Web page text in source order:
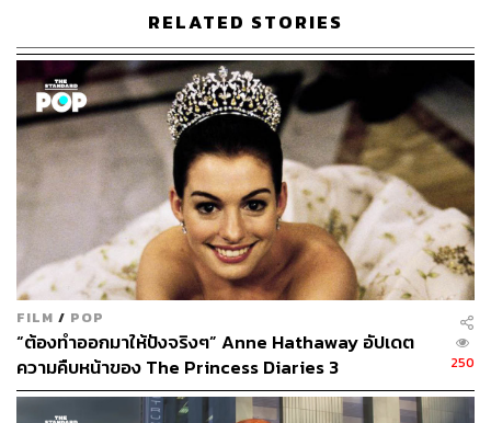
(2006),Mission Impossible: Ghost Protocol
(2011),Tomorrowland(2015) หรือภาพยนตร์แอนิเมชันภาค
ต่อที่กำลังสร้างปรากฏการณ์ในขณะนี้กับIncredibles 2
(2018)
RELATED STORIES
FILM / POP
“ต้องทำออกมาให้ปังจริงๆ” Anne Hathaway อัปเดต
ความคืบหน้าของ The Princess Diaries 3
250